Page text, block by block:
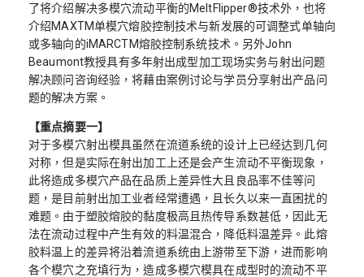
了将介绍解决多模穴流动平衡的MeltFlipper®技术外，也将
介绍MAXTM单模穴熔胶控制技术与新发展的可调整式单轴向
或多轴向的iMARCTM熔胶控制系统技术。另外John
Beaumont教授具有多年射出成型加工现场实务与射出问题
解决顾问咨询经验，将藉由案例讨论与学员分享射出产品问
题的解决方案。
【重点摘要一】
对于多模穴射出模具虽然在流道系统的设计上已经达到几何
对称，但是实际在射出加工上还是会产生流动不平衡现象，
此将造成多模穴产品在品质上差异性大且良品率不佳等问
题，是目前射出加工业者经常遭遇，且长久以来一直困扰的
难题。由于塑胶熔胶的黏度极高且热传导系数甚低，因此无
法在流动过程中产生有效的料温混合，降低料温差异。此熔
胶料温上的差异将沿着流道系统由上游带至下游，进而影响
各个模穴之充填行为，造成多模穴模具在成型时的流动不平